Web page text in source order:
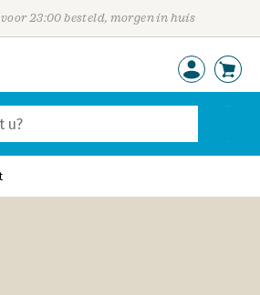
23:00 besteld, morgen in huis